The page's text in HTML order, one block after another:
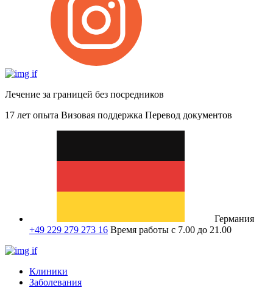
Лечение за границей без посредников
17 лет опыта Визовая поддержка Перевод документов
Германия
+49 229 279 273 16 Время работы с 7.00 до 21.00
Клиники
Заболевания